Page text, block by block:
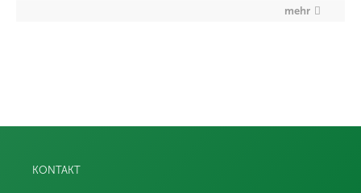
mehr
KONTAKT